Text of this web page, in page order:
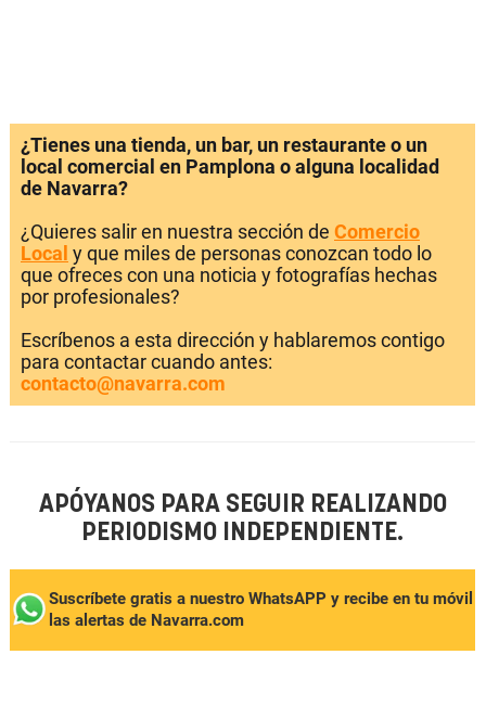
¿Tienes una tienda, un bar, un restaurante o un
local comercial en Pamplona o alguna localidad
de Navarra?
¿Quieres salir en nuestra sección de Comercio
Local y que miles de personas conozcan todo lo
que ofreces con una noticia y fotografías hechas
por profesionales?
Escríbenos a esta dirección y hablaremos contigo
para contactar cuando antes:
contacto@navarra.com
APÓYANOS PARA SEGUIR REALIZANDO
PERIODISMO INDEPENDIENTE.
Suscríbete gratis a nuestro WhatsAPP y recibe en tu móvil
las alertas de Navarra.com